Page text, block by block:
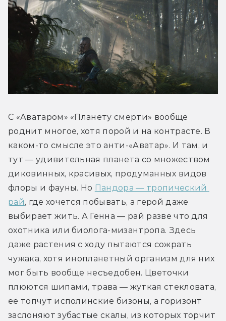
С «Аватаром» «Планету смерти» вообще
роднит многое, хотя порой и на контрасте. В
каком-то смысле это анти-«Аватар». И там, и
тут — удивительная планета со множеством
диковинных, красивых, продуманных видов
флоры и фауны. Но Пандора — тропический
рай, где хочется побывать, а герой даже
выбирает жить. А Генна — рай разве что для
охотника или биолога-мизантропа. Здесь
даже растения с ходу пытаются сожрать
чужака, хотя инопланетный организм для них
мог быть вообще несъедобен. Цветочки
плюются шипами, трава — жуткая стекловата,
её топчут исполинские бизоны, а горизонт
заслоняют зубастые скалы, из которых торчит